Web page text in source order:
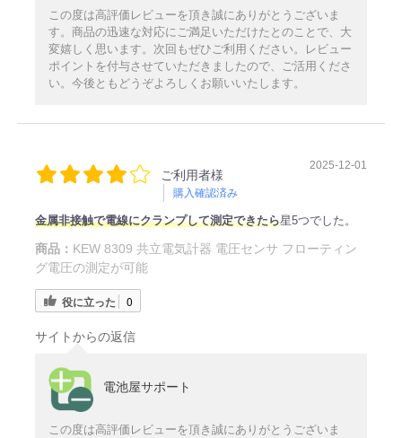
この度は高評価レビューを頂き誠にありがとうございま
す。商品の迅速な対応にご満足いただけたとのことで、大
変嬉しく思います。次回もぜひご利用ください。レビュー
ポイントを付与させていただきましたので、ご活用くださ
い。今後ともどうぞよろしくお願いいたします。
ご利用者様
購入確認済み
2025-12-01
金属非接触で電線にクランプして測定できたら星5つでした。
商品： KEW 8309 共立電気計器 電圧センサ フローティン
グ電圧の測定が可能
役に立った 0
サイトからの返信
電池屋サポート
この度は高評価レビューを頂き誠にありがとうございま